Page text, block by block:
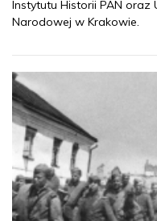
Instytutu Historii PAN oraz
Narodowej w Krakowie.